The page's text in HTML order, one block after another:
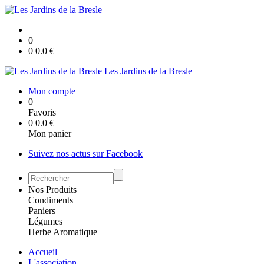
0
0 0.0 €
Les Jardins de la Bresle
Mon compte
0
Favoris
0 0.0 €
Mon panier
Suivez nos actus sur Facebook
Nos Produits
Condiments
Paniers
Légumes
Herbe Aromatique
Accueil